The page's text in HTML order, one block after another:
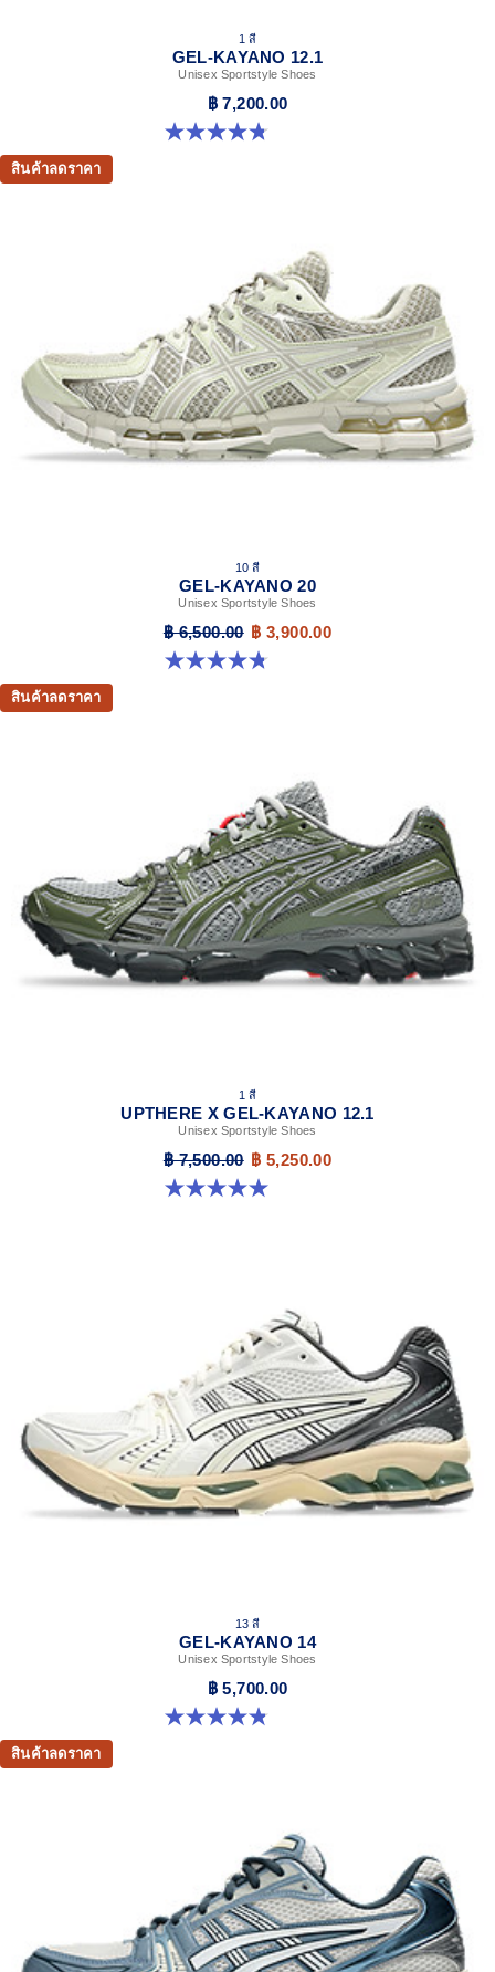
1 สี
GEL-KAYANO 12.1
Unisex Sportstyle Shoes
฿ 7,200.00
4.8 จาก 5 ดาว 5 รีวิว
สินค้าลดราคา
10 สี
GEL-KAYANO 20
Unisex Sportstyle Shoes
฿ 6,500.00 ฿ 3,900.00
4.8 จาก 5 ดาว 221 รีวิว
สินค้าลดราคา
1 สี
UPTHERE X GEL-KAYANO 12.1
Unisex Sportstyle Shoes
฿ 7,500.00 ฿ 5,250.00
5.0 จาก 5 ดาว 1 รีวิว
13 สี
GEL-KAYANO 14
Unisex Sportstyle Shoes
฿ 5,700.00
4.8 จาก 5 ดาว 1719 รีวิว
สินค้าลดราคา